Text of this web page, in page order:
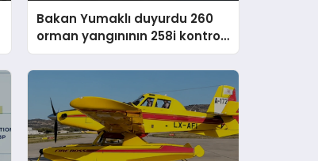
Bakan Yumaklı duyurdu 260
orman yangınının 258i kontrol
altında